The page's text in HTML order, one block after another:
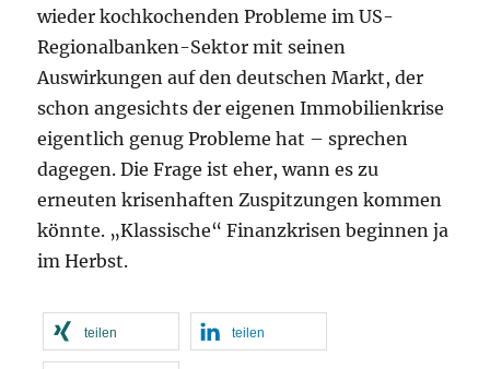
wieder kochkochenden Probleme im US-
Regionalbanken-Sektor mit seinen
Auswirkungen auf den deutschen Markt, der
schon angesichts der eigenen Immobilienkrise
eigentlich genug Probleme hat – sprechen
dagegen. Die Frage ist eher, wann es zu
erneuten krisenhaften Zuspitzungen kommen
könnte. „Klassische“ Finanzkrisen beginnen ja
im Herbst.
teilen teilen